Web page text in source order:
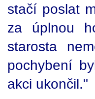
stačí poslat
za úplnou
starosta
pochybení
akci ukončil."